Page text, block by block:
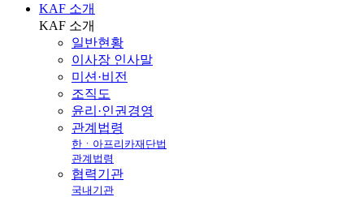
KAF 소개
KAF 소개
일반현황
이사장 인사말
미션·비전
조직도
윤리·인권경영
관계법령
한ㆍ아프리카재단법
관계법령
협력기관
국내기관